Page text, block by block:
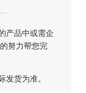
产品中或需企
努力帮您完
发货为准。